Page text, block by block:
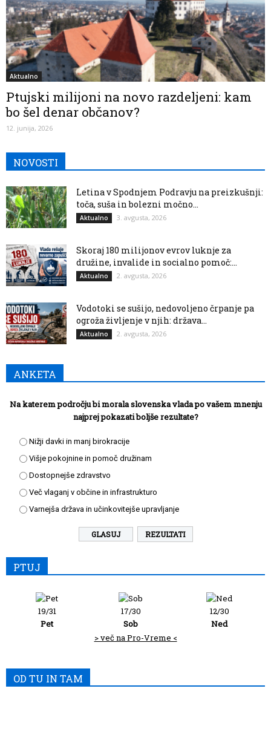
Aktualno
Ptujski milijoni na novo razdeljeni: kam
bo šel denar občanov?
12. junija, 2026
NOVOSTI
Letina v Spodnjem Podravju na preizkušnji:
toča, suša in bolezni močno...
Aktualno 3. avgusta, 2026
Skoraj 180 milijonov evrov luknje za
družine, invalide in socialno pomoč:...
Aktualno 2. avgusta, 2026
Vodotoki se sušijo, nedovoljeno črpanje pa
ogroža življenje v njih: država...
Aktualno 2. avgusta, 2026
ANKETA
Na katerem področju bi morala slovenska vlada po vašem mnenju
najprej pokazati boljše rezultate?
Nižji davki in manj birokracije
Višje pokojnine in pomoč družinam
Dostopnejše zdravstvo
Več vlaganj v občine in infrastrukturo
Varnejša država in učinkovitejše upravljanje
REZULTATI
PTUJ
19/31
Pet
17/30
Sob
12/30
Ned
> več na Pro-Vreme <
OD TU IN TAM